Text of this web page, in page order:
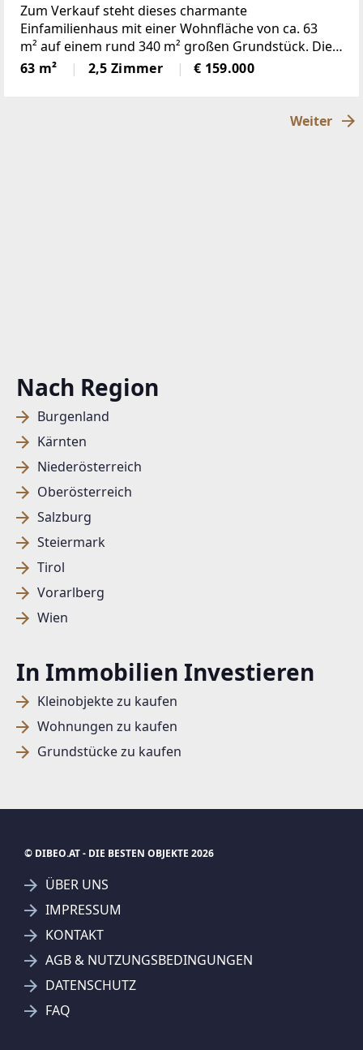
Nach Region
Burgenland
Kärnten
Niederösterreich
Oberösterreich
Salzburg
Steiermark
Tirol
Vorarlberg
Wien
In Immobilien Investieren
Kleinobjekte zu kaufen
Wohnungen zu kaufen
Grundstücke zu kaufen
SUCHAGENT ANLEGEN FÜR DIE
AKTUELLEN SUCHKRITERIEN
Zum Verkauf steht dieses charmante
Einfamilienhaus mit einer Wohnfläche von ca. 63
m² auf einem rund 340 m² großen Grundstück. Die
Immobilie überzeugt durch ihren gemütlichen
Charakter, eine durchdachte Raumaufteilung und
63 m² 2,5 Zimmer € 159.000
Weiter
© DIBEO.AT - DIE BESTEN OBJEKTE 2026
ÜBER UNS
IMPRESSUM
KONTAKT
AGB & NUTZUNGSBEDINGUNGEN
DATENSCHUTZ
FAQ